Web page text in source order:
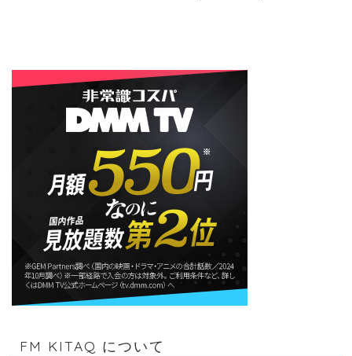
FM KITAQ について